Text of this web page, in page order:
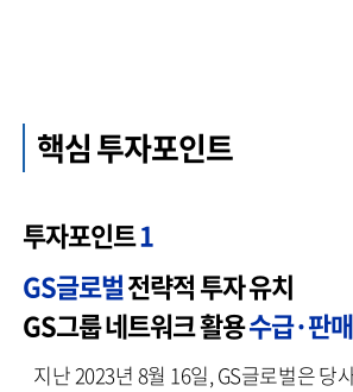
핵심 투자포인트
투자포인트1
GS글로벌전략적 투자 유치
GS그룹 네트워크 활용수급·판
지난 2023년 8월 16일, GS글로벌은 당